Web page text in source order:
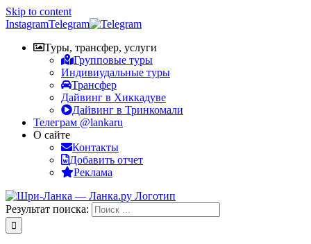
Skip to content
InstagramTelegram
Туры, трансфер, услуги
Групповые туры
Индивиудальные туры
Трансфер
Дайвинг в Хиккадуве
Дайвинг в Тринкомали
Телеграм @lankaru
О сайте
Контакты
Добавить отчет
Реклама
Результат поиска: